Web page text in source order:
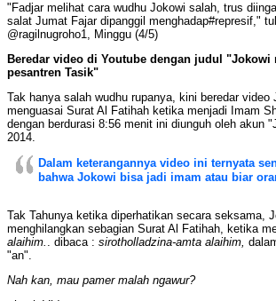
"Fadjar melihat cara wudhu Jokowi salah, trus
salat Jumat Fajar dipanggil menghadap#represif,"
@ragilnugroho1, Minggu (4/5)
Beredar video di Youtube dengan judul
pesantren Tasik"
Tak hanya salah wudhu rupanya, kini beredar
menguasai Surat Al Fatihah ketika menjadi Imam
dengan berdurasi 8:56 menit ini diunguh oleh akun
2014.
Dalam keterangannya video ini ternyata
bahwa Jokowi bisa jadi imam atau biar
Tak Tahunya ketika diperhatikan secara seksama,
menghilangkan sebagian Surat Al Fatihah, ketika
alaihim. . dibaca : sirotholladzina-amta alaihim,
"an".
Nah kan, mau pamer malah ngawur?